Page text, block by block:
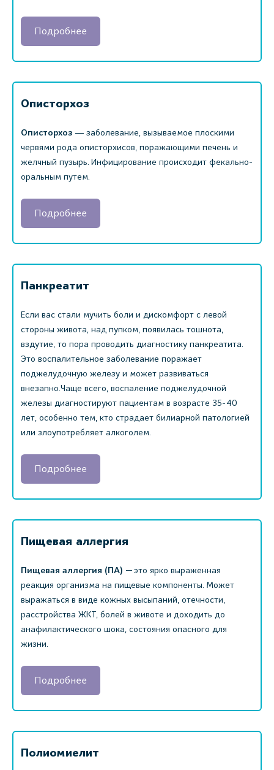
Подробнее
Описторхоз
Описторхоз ― заболевание, вызываемое плоскими
червями рода описторхисов, поражающими печень и
желчный пузырь. Инфицирование происходит фекально-
оральным путем.
Подробнее
Панкреатит
Если вас стали мучить боли и дискомфорт с левой
стороны живота, над пупком, появилась тошнота,
вздутие, то пора проводить диагностику панкреатита.
Это воспалительное заболевание поражает
поджелудочную железу и может развиваться
внезапно.Чаще всего, воспаление поджелудочной
железы диагностируют пациентам в возрасте 35-40
лет, особенно тем, кто страдает билиарной патологией
или злоупотребляет алкоголем.
Подробнее
Пищевая аллергия
Пищевая аллергия (ПА) — это ярко выраженная
реакция организма на пищевые компоненты. Может
выражаться в виде кожных высыпаний, отечности,
расстройства ЖКТ, болей в животе и доходить до
анафилактического шока, состояния опасного для
жизни.
Подробнее
Полиомиелит